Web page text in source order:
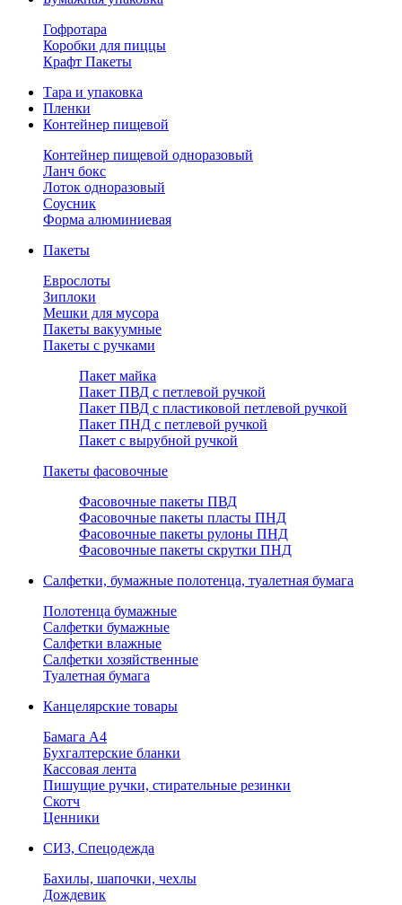
Гофротара
Коробки для пиццы
Крафт Пакеты
Тара и упаковка
Пленки
Контейнер пищевой
Контейнер пищевой одноразовый
Ланч бокс
Лоток одноразовый
Соусник
Форма алюминиевая
Пакеты
Еврослоты
Зиплоки
Мешки для мусора
Пакеты вакуумные
Пакеты с ручками
Пакет майка
Пакет ПВД с петлевой ручкой
Пакет ПВД с пластиковой петлевой ручкой
Пакет ПНД с петлевой ручкой
Пакет с вырубной ручкой
Пакеты фасовочные
Фасовочные пакеты ПВД
Фасовочные пакеты пласты ПНД
Фасовочные пакеты рулоны ПНД
Фасовочные пакеты скрутки ПНД
Салфетки, бумажные полотенца, туалетная бумага
Полотенца бумажные
Салфетки бумажные
Салфетки влажные
Салфетки хозяйственные
Туалетная бумага
Канцелярские товары
Бамага А4
Бухгалтерские бланки
Кассовая лента
Пишущие ручки, стирательные резинки
Скотч
Ценники
СИЗ, Спецодежда
Бахилы, шапочки, чехлы
Дождевик